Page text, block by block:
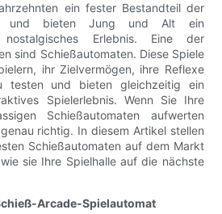
ein fester Bestandteil der
und bieten Jung und Alt ein
nostalgisches Erlebnis. Eine der
sind Schießautomaten. Diese Spiele
ihr Zielvermögen, ihre Reflexe
testen und bieten gleichzeitig ein
Spielerlebnis. Wenn Sie Ihre
Schießautomaten aufwerten
richtig. In diesem Artikel stellen
Schießautomaten auf dem Markt
sie Ihre Spielhalle auf die nächste
Arcade-Spielautomat